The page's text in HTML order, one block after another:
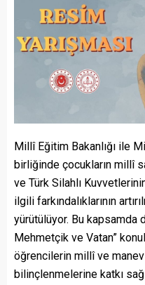
Millî Eğitim Bakanlığı ile
birliğinde çocukların millî
ve Türk Silahlı
ilgili farkındalıklarının
yürütülüyor. Bu kapsamda
Mehmetçik ve Vatan”
öğrencilerin millî ve
bilinçlenmelerine katkı